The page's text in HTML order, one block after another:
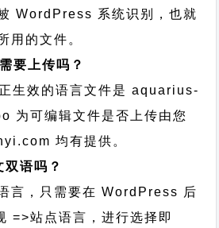
WordPress 系统识别，也就
用的文件。
要上传吗？
生效的语言文件是 aquarius-
为可编辑文件是否上传由您
均有提供。
语吗？
言，只需要在 WordPress 后
=>站点语言，进行选择即